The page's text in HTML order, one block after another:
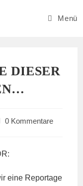
Menü
DIESER
0 Kommentare
eine Reportage